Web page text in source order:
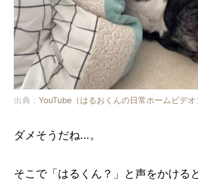
出典： YouTube（はるおくんの日常ホームビデオ
ダメそうだね…。
そこで「はるくん？」と声をかける